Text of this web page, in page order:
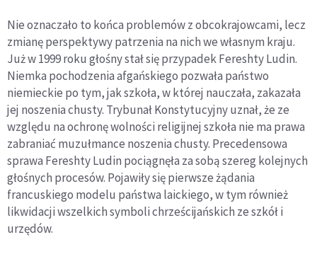
Nie oznaczało to końca problemów z obcokrajowcami, lecz
zmianę perspektywy patrzenia na nich we własnym kraju.
Już w 1999 roku głośny stał się przypadek Fereshty Ludin.
Niemka pochodzenia afgańskiego pozwała państwo
niemieckie po tym, jak szkoła, w której nauczała, zakazała
jej noszenia chusty. Trybunał Konstytucyjny uznał, że ze
względu na ochronę wolności religijnej szkoła nie ma prawa
zabraniać muzułmance noszenia chusty. Precedensowa
sprawa Fereshty Ludin pociągnęła za sobą szereg kolejnych
głośnych procesów. Pojawiły się pierwsze żądania
francuskiego modelu państwa laickiego, w tym również
likwidacji wszelkich symboli chrześcijańskich ze szkół i
urzędów.